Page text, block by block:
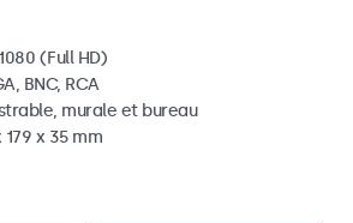
(Full HD)
BNC, RCA
murale et bureau
179 x 35 mm